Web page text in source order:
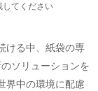
してください
ける中、紙袋の専
ソリューションを
界中の環境に配慮